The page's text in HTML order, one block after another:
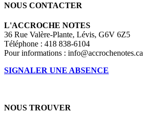
NOUS CONTACTER
L'ACCROCHE NOTES
36 Rue Valère-Plante, Lévis, G6V 6Z5
Téléphone : 418 838-6104
Pour informations : info@accrochenotes.ca
SIGNALER UNE ABSENCE
NOUS TROUVER